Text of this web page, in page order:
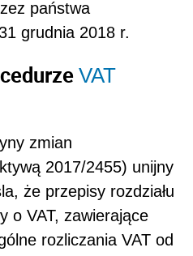
państwa
grudnia 2018 r.
VAT
zmian
2017/2455) unijny
że przepisy rozdziału
o VAT, zawierające
rozliczania VAT od